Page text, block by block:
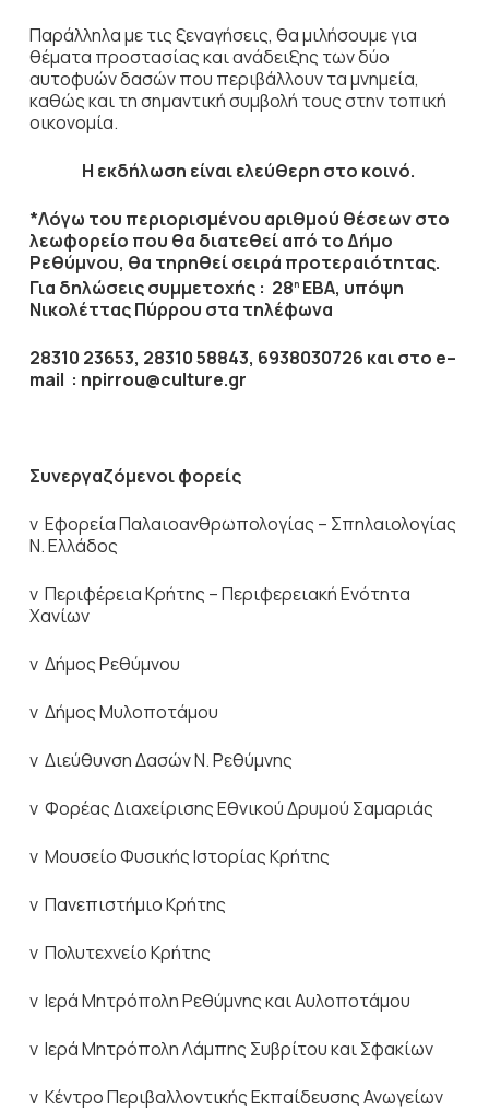
Παράλληλα με τις ξεναγήσεις, θα μιλήσουμε για
θέματα προστασίας και ανάδειξης των δύο
αυτοφυών δασών που περιβάλλουν τα μνημεία,
καθώς και τη σημαντική συμβολή τους στην τοπική
οικονομία.
Η εκδήλωση είναι ελεύθερη στο κοινό.
*Λόγω του περιορισμένου αριθμού θέσεων στο
λεωφορείο που θα διατεθεί από το Δήμο
Ρεθύμνου, θα τηρηθεί σειρά προτεραιότητας.
Για δηλώσεις συμμετοχής : 28ηΕΒΑ, υπόψη
Νικολέττας Πύρρου στα τηλέφωνα
28310 23653, 28310 58843, 6938030726 και στο e–
mail : npirrou@culture.gr
Συνεργαζόμενοι φορείς
v Εφορεία Παλαιοανθρωπολογίας – Σπηλαιολογίας
Ν. Ελλάδος
v Περιφέρεια Κρήτης – Περιφερειακή Ενότητα
Χανίων
v Δήμος Ρεθύμνου
v Δήμος Μυλοποτάμου
v Διεύθυνση Δασών Ν. Ρεθύμνης
v Φορέας Διαχείρισης Εθνικού Δρυμού Σαμαριάς
v Μουσείο Φυσικής Ιστορίας Κρήτης
v Πανεπιστήμιο Κρήτης
v Πολυτεχνείο Κρήτης
v Ιερά Μητρόπολη Ρεθύμνης και Αυλοποτάμου
v Ιερά Μητρόπολη Λάμπης Συβρίτου και Σφακίων
v Κέντρο Περιβαλλοντικής Εκπαίδευσης Ανωγείων